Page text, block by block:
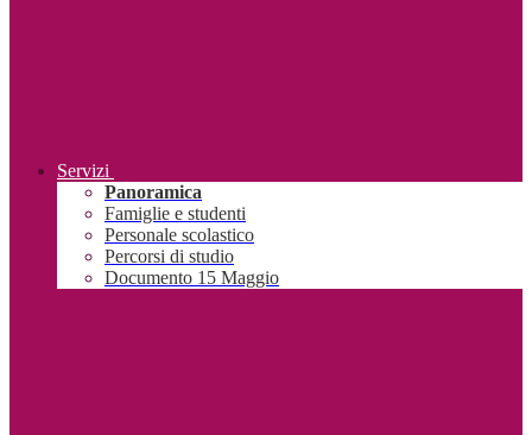
Servizi
Panoramica
Famiglie e studenti
Personale scolastico
Percorsi di studio
Documento 15 Maggio